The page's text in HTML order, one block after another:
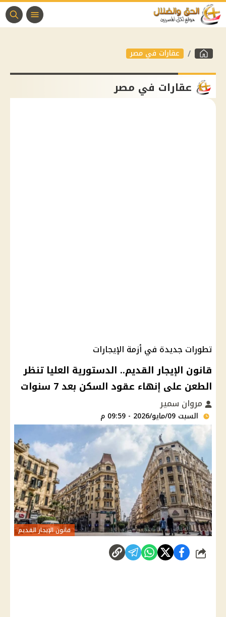
عقارات في مصر
عقارات في مصر
تطورات جديدة في أزمة الإيجارات
قانون الإيجار القديم.. الدستورية العليا تنظر
الطعن على إنهاء عقود السكن بعد 7 سنوات
مروان سمير
السبت 09/مايو/2026 - 09:59 م
قانون الإيجار القديم
شارك